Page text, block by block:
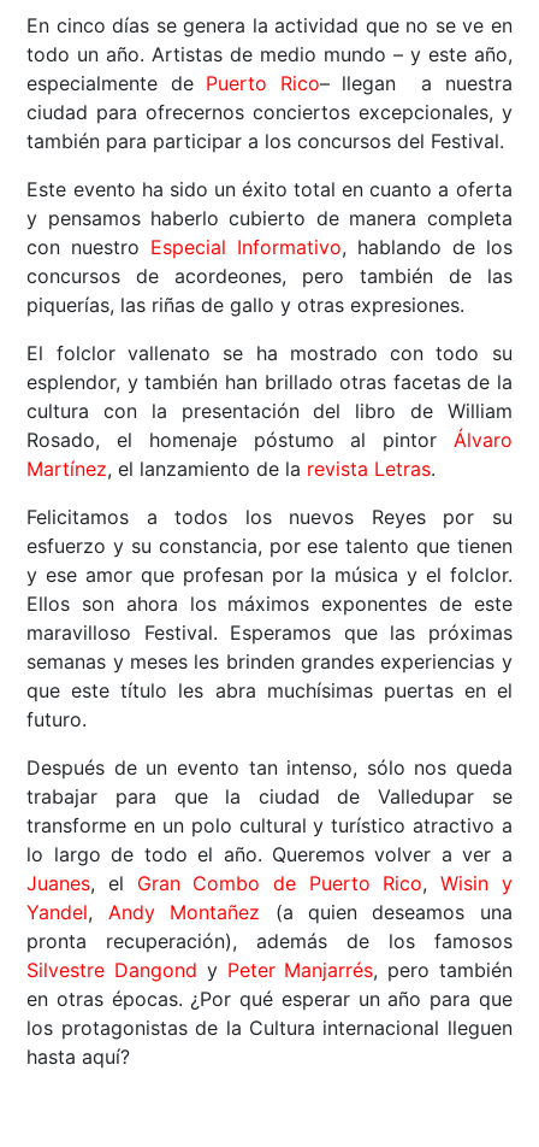
En cinco días se genera la actividad que no se ve en
todo un año. Artistas de medio mundo – y este año,
especialmente de Puerto Rico– llegan a nuestra
ciudad para ofrecernos conciertos excepcionales, y
también para participar a los concursos del Festival.
Este evento ha sido un éxito total en cuanto a oferta
y pensamos haberlo cubierto de manera completa
con nuestro Especial Informativo, hablando de los
concursos de acordeones, pero también de las
piquerías, las riñas de gallo y otras expresiones.
El folclor vallenato se ha mostrado con todo su
esplendor, y también han brillado otras facetas de la
cultura con la presentación del libro de William
Rosado, el homenaje póstumo al pintor Álvaro
Martínez, el lanzamiento de la revista Letras.
Felicitamos a todos los nuevos Reyes por su
esfuerzo y su constancia, por ese talento que tienen
y ese amor que profesan por la música y el folclor.
Ellos son ahora los máximos exponentes de este
maravilloso Festival. Esperamos que las próximas
semanas y meses les brinden grandes experiencias y
que este título les abra muchísimas puertas en el
futuro.
Después de un evento tan intenso, sólo nos queda
trabajar para que la ciudad de Valledupar se
transforme en un polo cultural y turístico atractivo a
lo largo de todo el año. Queremos volver a ver a
Juanes, el Gran Combo de Puerto Rico, Wisin y
Yandel, Andy Montañez (a quien deseamos una
pronta recuperación), además de los famosos
Silvestre Dangond y Peter Manjarrés, pero también
en otras épocas. ¿Por qué esperar un año para que
los protagonistas de la Cultura internacional lleguen
hasta aquí?